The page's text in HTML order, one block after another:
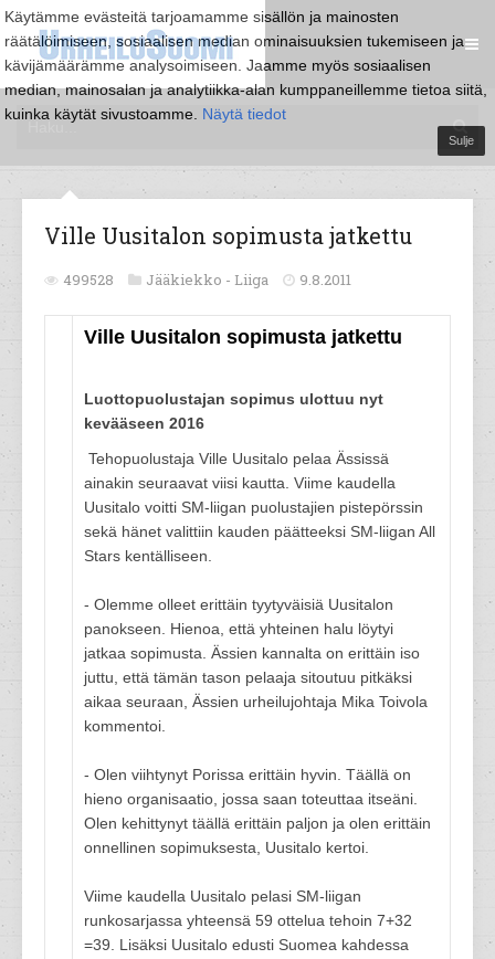
Käytämme evästeitä tarjoamamme sisällön ja mainosten
räätälöimiseen, sosiaalisen median ominaisuuksien tukemiseen ja
kävijämäärämme analysoimiseen. Jaamme myös sosiaalisen
median, mainosalan ja analytiikka-alan kumppaneillemme tietoa siitä,
kuinka käytät sivustoamme. Näytä tiedot
Sulje
Ville Uusitalon sopimusta jatkettu
499528 Jääkiekko - Liiga 9.8.2011
Ville Uusitalon sopimusta jatkettu
Luottopuolustajan sopimus ulottuu nyt
kevääseen 2016
Tehopuolustaja Ville Uusitalo pelaa Ässissä
ainakin seuraavat viisi kautta. Viime kaudella
Uusitalo voitti SM-liigan puolustajien pistepörssin
sekä hänet valittiin kauden päätteeksi SM-liigan All
Stars kentälliseen.
- Olemme olleet erittäin tyytyväisiä Uusitalon
panokseen. Hienoa, että yhteinen halu löytyi
jatkaa sopimusta. Ässien kannalta on erittäin iso
juttu, että tämän tason pelaaja sitoutuu pitkäksi
aikaa seuraan, Ässien urheilujohtaja Mika Toivola
kommentoi.
- Olen viihtynyt Porissa erittäin hyvin. Täällä on
hieno organisaatio, jossa saan toteuttaa itseäni.
Olen kehittynyt täällä erittäin paljon ja olen erittäin
onnellinen sopimuksesta, Uusitalo kertoi.
Viime kaudella Uusitalo pelasi SM-liigan
runkosarjassa yhteensä 59 ottelua tehoin 7+32
=39. Lisäksi Uusitalo edusti Suomea kahdessa